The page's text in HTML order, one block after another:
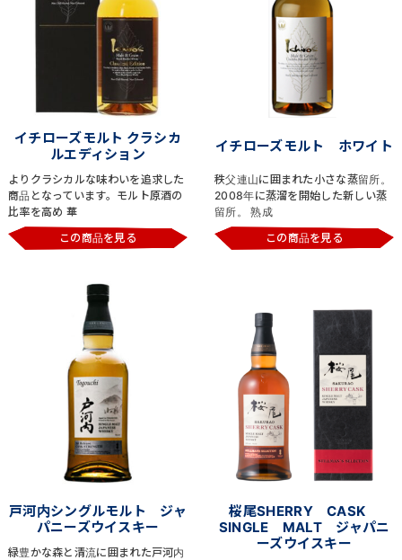
イチローズモルト クラシカ
ルエディション
よりクラシカルな味わいを追求した
商品となっています。モルト原酒の
比率を高め 華
この商品を見る
イチローズモルト ホワイト
秩父連山に囲まれた小さな蒸留所。
2008年に蒸溜を開始した新しい蒸
留所。 熟成
この商品を見る
戸河内シングルモルト ジャ
パニーズウイスキー
緑豊かな森と清流に囲まれた戸河内
桜尾SHERRY CASK
SINGLE MALT ジャパニ
ーズウイスキー